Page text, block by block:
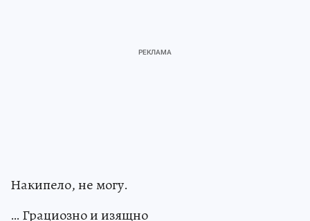
Накипело, не могу.
… Грациозно и изящно